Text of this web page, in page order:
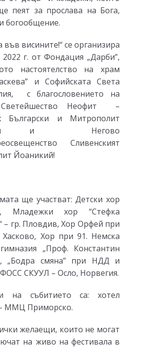
пеят за прослава на Бога,
богообщение.
висините!“ се организира
г. от Фондация „Дарби”,
настоятелство на храм
и Софийската Света
с благословението на
Неофит –
Български и Митрополит
и Негово
Сливенският
Йоаникий!
ще участват: Детски хор
Младежки хор “Стефка
– гр. Пловдив, Хор Орфей при
Хор при 91. Немска
„Проф. Константин
„Бодра смяна” при НДД и
СКУУЛ – Осло, Норвегия.
на събитието са: хотел
– ММЦ Приморско.
желаещи, които не могат
на живо на фестивала в